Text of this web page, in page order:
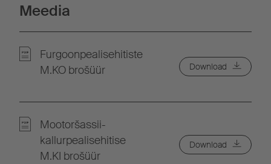
Meedia
Furgoonpealisehitiste
M.KO brošüür
Download
Mootoršassii-
kallurpealisehitise
M.KI brošüür
Download